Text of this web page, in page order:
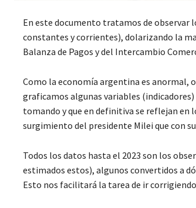
En este documento tratamos de observar
constantes y corrientes), dolarizando la
Balanza de Pagos y del Intercambio
Como la economía argentina es anormal,
graficamos algunas variables
tomando y que en definitiva se reflejan en
surgimiento del presidente Milei que con
Todos los datos hasta el 2023 son los
estimados estos), algunos convertidos a
Esto nos facilitará la tarea de ir